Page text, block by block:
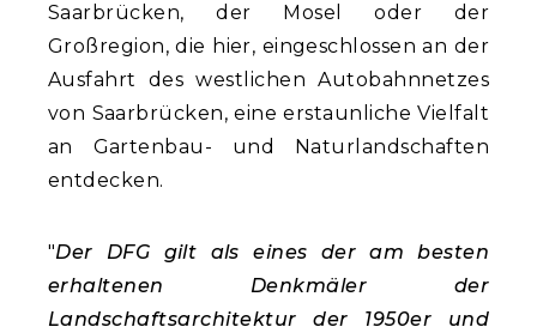
Saarbrücken, der Mosel oder der
Großregion, die hier, eingeschlossen an der
Ausfahrt des westlichen Autobahnnetzes
von Saarbrücken, eine erstaunliche Vielfalt
an Gartenbau- und Naturlandschaften
entdecken.
"Der DFG gilt als eines der am besten
erhaltenen Denkmäler der
Landschaftsarchitektur der 1950er und